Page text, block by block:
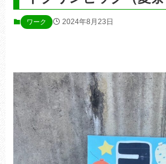
ワーク 2024年8月23日